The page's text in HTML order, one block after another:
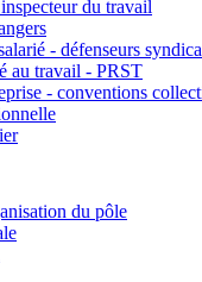
du travail
- défenseurs
au travail - PRST
- conventions
du pôle